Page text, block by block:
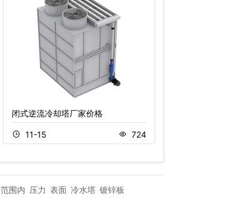
闭式逆流冷却塔厂家价格
11-15 724
范围内 压力 表面 冷水塔 镀锌板